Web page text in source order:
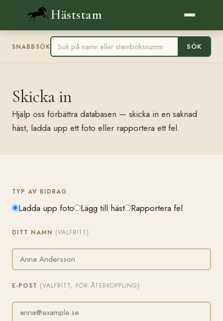
Häststam
SNABBSÖK SÖK
Skicka in
Hjälp oss förbättra databasen — skicka in en saknad
häst, ladda upp ett foto eller rapportera ett fel.
TYP AV BIDRAG
Ladda upp foto Lägg till häst Rapportera fel
DITT NAMN (VALFRITT)
E-POST (VALFRITT, FÖR ÅTERKOPPLING)